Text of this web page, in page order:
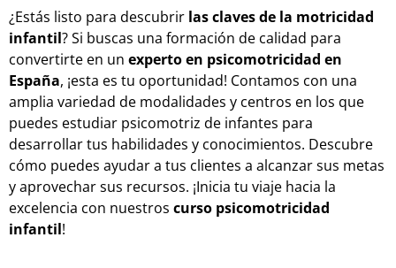
¿Estás listo para descubrir las claves de la motricidad
infantil? Si buscas una formación de calidad para
convertirte en un experto en psicomotricidad en
España, ¡esta es tu oportunidad! Contamos con una
amplia variedad de modalidades y centros en los que
puedes estudiar psicomotriz de infantes para
desarrollar tus habilidades y conocimientos. Descubre
cómo puedes ayudar a tus clientes a alcanzar sus metas
y aprovechar sus recursos. ¡Inicia tu viaje hacia la
excelencia con nuestros curso psicomotricidad
infantil!